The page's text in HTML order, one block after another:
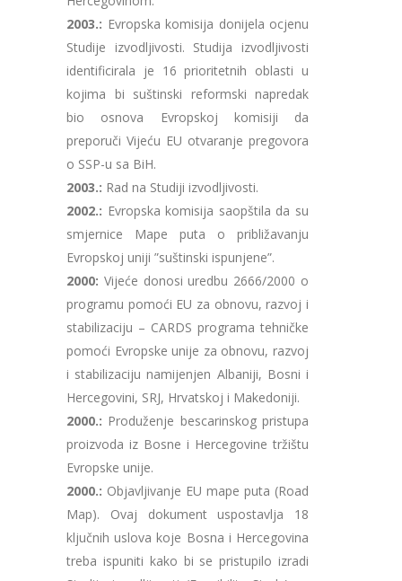
2003.: Evropska komisija donijela ocjenu
Studije izvodljivosti. Studija izvodljivosti
identificirala je 16 prioritetnih oblasti u
kojima bi suštinski reformski napredak
bio osnova Evropskoj komisiji da
preporuči Vijeću EU otvaranje pregovora
o SSP-u sa BiH.
2003.: Rad na Studiji izvodljivosti.
2002.: Evropska komisija saopštila da su
smjernice Mape puta o približavanju
Evropskoj uniji ”suštinski ispunjene”.
2000: Vijeće donosi uredbu 2666/2000 o
programu pomoći EU za obnovu, razvoj i
stabilizaciju – CARDS programa tehničke
pomoći Evropske unije za obnovu, razvoj
i stabilizaciju namijenjen Albaniji, Bosni i
Hercegovini, SRJ, Hrvatskoj i Makedoniji.
2000.: Produženje bescarinskog pristupa
proizvoda iz Bosne i Hercegovine tržištu
Evropske unije.
2000.: Objavljivanje EU mape puta (Road
Map). Ovaj dokument uspostavlja 18
ključnih uslova koje Bosna i Hercegovina
treba ispuniti kako bi se pristupilo izradi